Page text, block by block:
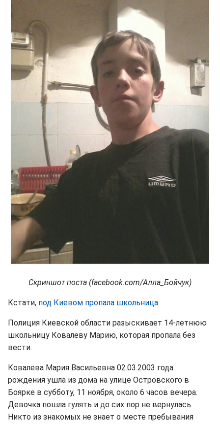
Скриншот поста (facebook.com/Алла_Бойчук)
Кстати, под Киевом пропала школьница.
Полиция Киевской области разыскивает 14-летнюю
школьницу Ковалеву Марию, которая пропала без
вести.
Ковалева Мария Васильевна 02.03.2003 года
рождения ушла из дома на улице Островского в
Боярке в субботу, 11 ноября, около 6 часов вечера.
Девочка пошла гулять и до сих пор не вернулась.
Никто из знакомых не знает о месте пребывания